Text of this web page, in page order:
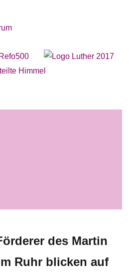
Forum Ruhr
des Martin
Ruhr blicken auf